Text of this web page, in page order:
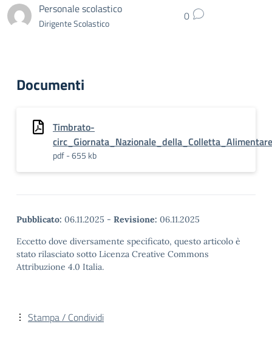
Personale scolastico
Dirigente Scolastico 0
Documenti
Timbrato-
circ_Giornata_Nazionale_della_Colletta_Alimentare
pdf - 655 kb
Pubblicato: 06.11.2025 - Revisione: 06.11.2025
Eccetto dove diversamente specificato, questo articolo è
stato rilasciato sotto Licenza Creative Commons
Attribuzione 4.0 Italia.
Stampa / Condividi